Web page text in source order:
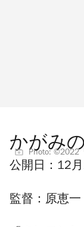
かがみ
Photo: ©2022
公開日： 12
監督： 原恵一